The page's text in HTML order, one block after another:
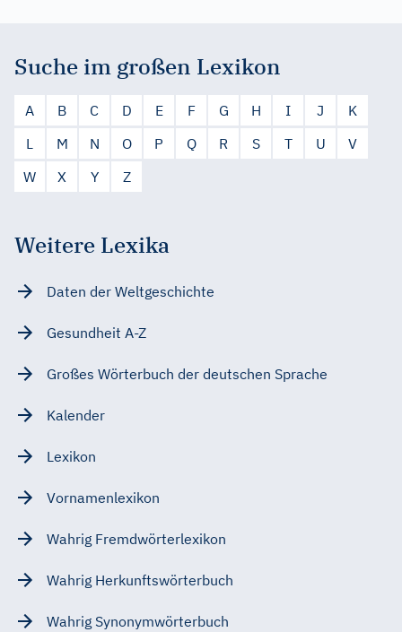
Suche im großen Lexikon
A B C D E F G H I J
K
L
M N O P Q R S T U
V
W
X Y Z
Weitere Lexika
Daten der Weltgeschichte
Gesundheit A-Z
Großes Wörterbuch der deutschen Sprache
Kalender
Lexikon
Vornamenlexikon
Wahrig Fremdwörterlexikon
Wahrig Herkunftswörterbuch
Wahrig Synonymwörterbuch